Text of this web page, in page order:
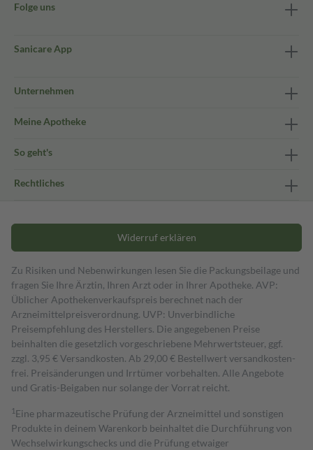
Folge uns
Sanicare App
Unternehmen
Meine Apotheke
So geht's
Rechtliches
Widerruf erklären
Zu Risiken und Nebenwirkungen lesen Sie die Packungsbeilage und
fragen Sie Ihre Ärztin, Ihren Arzt oder in Ihrer Apotheke. AVP:
Üblicher Apothekenverkaufspreis berechnet nach der
Arzneimittelpreisverordnung. UVP: Unverbindliche
Preisempfehlung des Herstellers. Die angegebenen Preise
beinhalten die gesetzlich vorgeschriebene Mehrwertsteuer, ggf.
zzgl. 3,95 € Versandkosten. Ab 29,00 € Bestell­wert versand­kosten­
frei. Preisänderungen und Irrtümer vorbehalten. Alle Angebote
und Gratis-Beigaben nur solange der Vorrat reicht.
1 Eine pharmazeutische Prüfung der Arzneimittel und sonstigen
Produkte in deinem Warenkorb beinhaltet die Durchführung von
Wechselwirkungschecks und die Prüfung etwaiger